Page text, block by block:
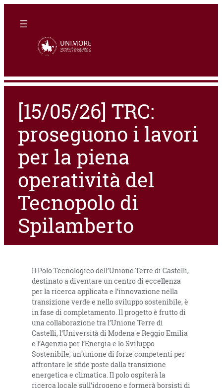
[15/05/26] TRC:
proseguono i lavori
per la piena
operatività del
Tecnopolo di
Spilamberto
Il Polo Tecnologico dell’Unione Terre di Castelli,
destinato a diventare un centro di eccellenza
per la ricerca applicata e l’innovazione nella
transizione verde e nello sviluppo sostenibile, è
in fase di completamento. Il progetto è frutto di
una collaborazione tra l’Unione Terre di
Castelli, l’Università di Modena e Reggio Emilia
e l’Agenzia per l’Energia e lo Sviluppo
Sostenibile, un’unione di forze competenti per
affrontare le sfide poste dalla transizione
energetica e climatica. Il polo ospiterà la
ricerca locale sull’idrogeno e formerà borsisti di